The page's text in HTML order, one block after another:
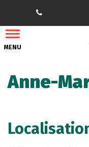
MENU
Anne-